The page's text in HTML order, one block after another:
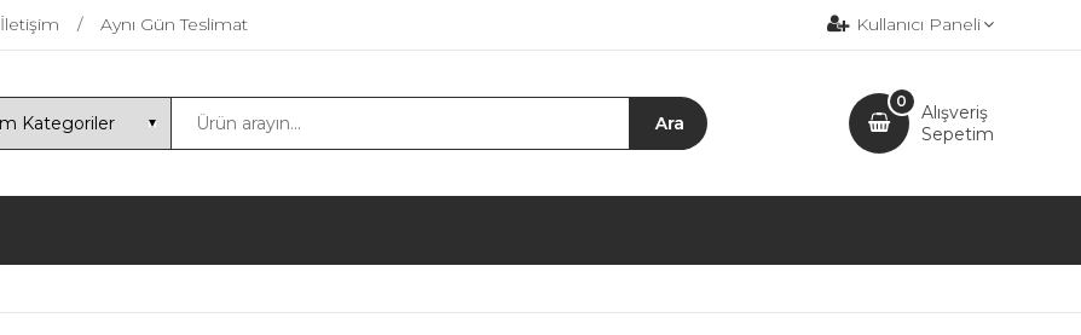
İletişim Aynı Gün Teslimat Kullanıcı Paneli
Alışveriş
Sepetim
0